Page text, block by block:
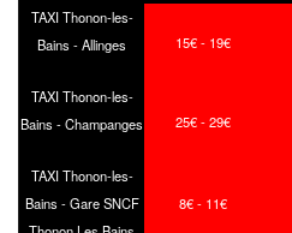
TAXI Thonon-les-
Bains - Allinges
15€ - 19€
TAXI Thonon-les-
Bains - Champanges
25€ - 29€
TAXI Thonon-les-
Bains - Gare SNCF
8€ - 11€